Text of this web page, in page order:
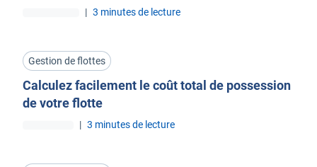
conducteur| 3 minutes de lecture
Gestion de flottes
Calculez facilement le coût total de possession
de votre flotte
| 3 minutes de lecture